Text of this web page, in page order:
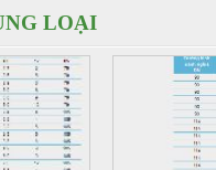
LOẠI